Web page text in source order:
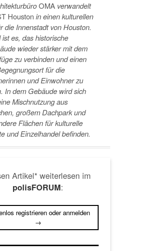
OMA verwandelt
Houstonin einen kulturellen
die Innenstadt von Houston.
ist es, das historische
wieder stärker mit dem
zu verbinden und einen
für die
und Einwohner zu
In dem Gebäude wird sich
Mischnutzung aus
großem Dachpark und
Flächen für kulturelle
und Einzelhandel befinden.
Artikel* weiterlesen im
polisFORUM:
registrieren oder anmelden
→